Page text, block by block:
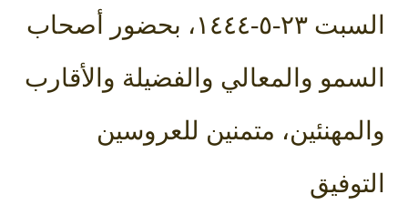
السبت ٢٣-٥-١٤٤٤، بحضور أصحاب
السمو والمعالي والفضيلة والأقارب
والمهنئين، متمنين للعروسين
التوفيق